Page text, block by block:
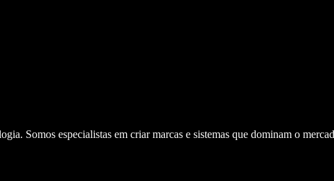
Somos especialistas em criar marcas e sistemas que dominam o